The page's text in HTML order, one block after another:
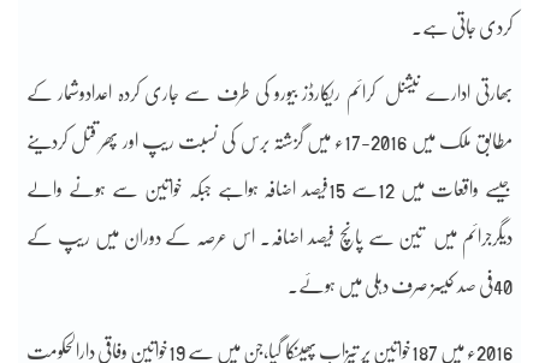
کردی جاتی ہے۔
بھارتی ادارے نیشنل کرائم ریکارڈز بیورو کی طرف سے جاری کردہ اعدادوشمار کے
مطابق ملک میں 2016-17ء میں گزشتہ برس کی نسبت ریپ اور پھر قتل کردینے
جیسے واقعات میں 12سے 15فیصد اضافہ ہواہے جبکہ خواتین سے ہونے والے
دیگرجرائم میں تین سے پانچ فیصد اضافہ۔ اس عرصہ کے دوران میں ریپ کے
40فی صد کیسز صرف دہلی میں ہوئے۔
2016ء میں 187خواتین پر تیزاب پھینکا گیا،جن میں سے 19خواتین وفاقی دارالحکومت